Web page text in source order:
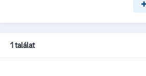
1 találat